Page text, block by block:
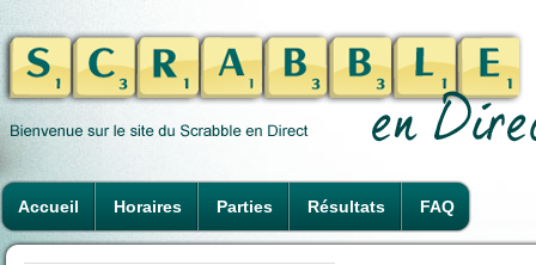
Accueil Horaires Parties Résultats FAQ